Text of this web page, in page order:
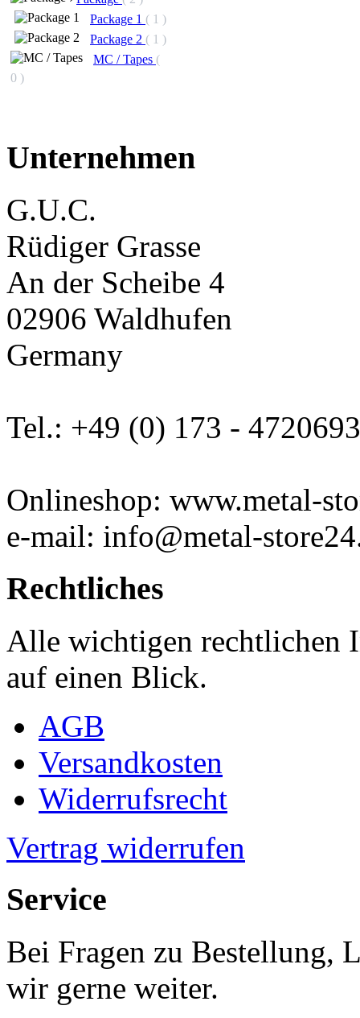
Package 1 ( 1 )
Package 2 ( 1 )
MC / Tapes (
0 )
Unternehmen
G.U.C.
Rüdiger Grasse
An der Scheibe 4
02906 Waldhufen
Germany
Tel.: +49 (0) 173 - 4720693
Onlineshop: www.metal-
e-mail: info@metal-
Rechtliches
Alle wichtigen rechtlichen
auf einen Blick.
AGB
Versandkosten
Widerrufsrecht
Vertrag widerrufen
Service
Bei Fragen zu Bestellung,
wir gerne weiter.